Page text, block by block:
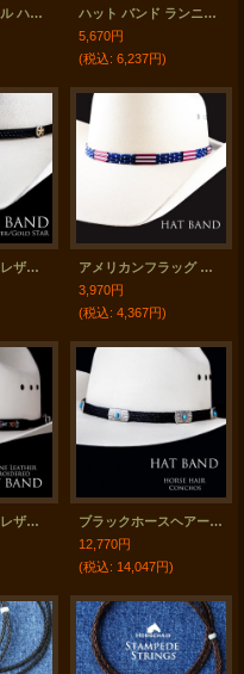
ブルハイド ウール ハット ナチュラル ビューティー（ブラック）/Bullhide Wool Hat Natural Beauty Black
ハット バンド ランニング ホース（ブラック）/Hat Band Leather w/Running Horses(Black)
5,670円
(税込: 6,237円)
ゴールドスター レザー ハット バンド（ブラック）/Leather Hat Band(Black/Silver/Gold Star Concho)
アメリカンフラッグ ビーズ ハット バンド（レッド・ホワイト・ブルー）/Hat Band
3,970円
(税込: 4,367円)
アズテック刺繍 レザー ハットバンド（ブラック）/Hat Band(Embroidered Black Aztec)
ブラックホースヘアー&5シルバー・ターコイズコンチョ ハット バンド/Horse Hair w/Conchos Hat Band(Black)
12,770円
(税込: 14,047円)